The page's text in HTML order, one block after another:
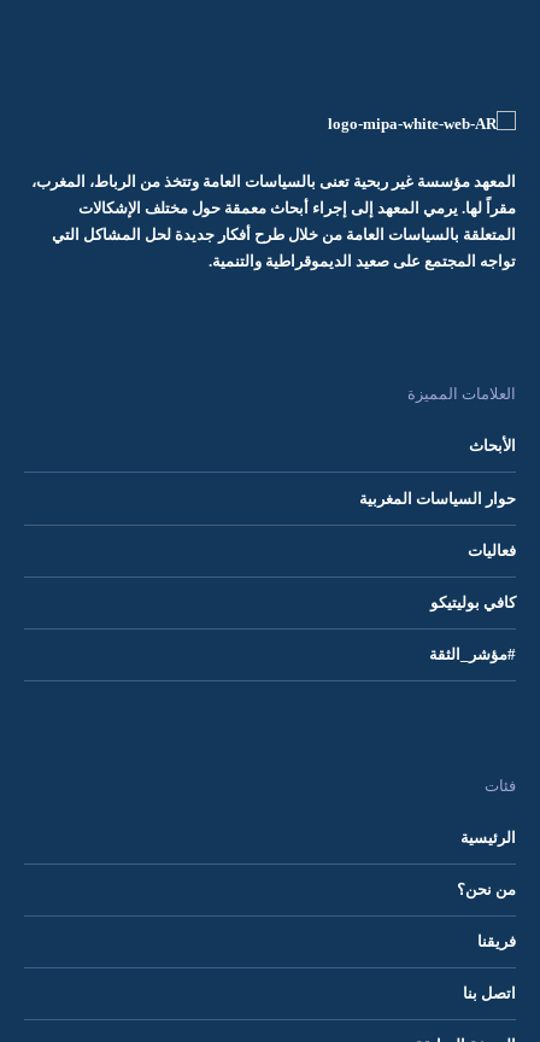
مقراً لها. يرمي المعهد إلى إجراء أبحاث معمقة حول مختلف الإشكالات
المتعلقة بالسياسات العامة من خلال طرح أفكار جديدة لحل المشاكل التي
تواجه المجتمع على صعيد الديموقراطية والتنمية.
العلامات المميزة
الأبحاث
حوار السياسات المغربية
فعاليات
كافي بوليتيكو
#مؤشر_الثقة
فئات
الرئيسية
من نحن؟
فريقنا
اتصل بنا